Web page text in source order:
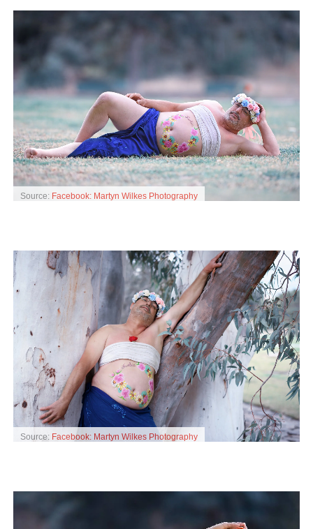
Source: Facebook: Martyn Wilkes Photography
Source: Facebook: Martyn Wilkes Photography